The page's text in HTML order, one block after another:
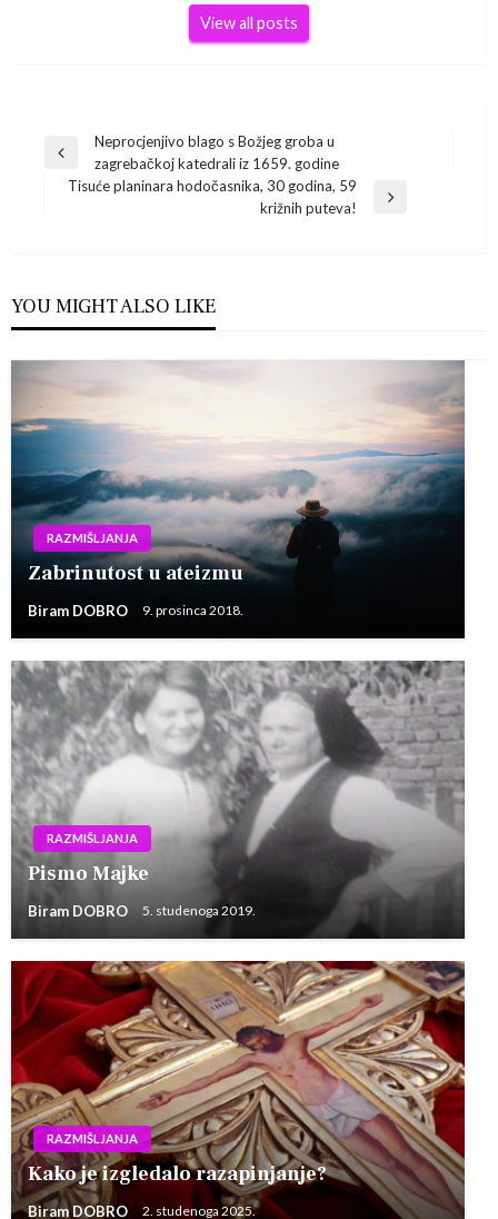
View all posts
Navigacija
objava
Previous
Post
Neprocjenjivo blago s Božjeg groba u
zagrebačkoj katedrali iz 1659. godine
Tisuće planinara hodočasnika, 30 godina, 59
križnih puteva!
YOU MIGHT ALSO LIKE
RAZMIŠLJANJA
Zabrinutost u ateizmu
Biram DOBRO 9. prosinca 2018.
RAZMIŠLJANJA
Pismo Majke
Biram DOBRO 5. studenoga 2019.
RAZMIŠLJANJA
Kako je izgledalo razapinjanje?
Biram DOBRO 2. studenoga 2025.